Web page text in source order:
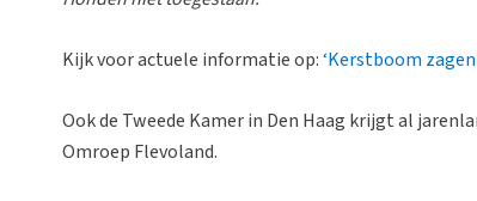
Kijk voor actuele informatie op:‘Kerstboom
Ook de Tweede Kamer in Den Haag krijgt al
Omroep Flevoland.